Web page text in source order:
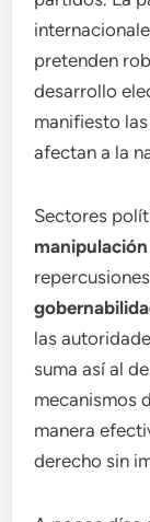
pretenden
desarrollo
manifiesto
afectan a la
Sectores
manipulación
las
suma así al
mecanismos
manera
derecho sin